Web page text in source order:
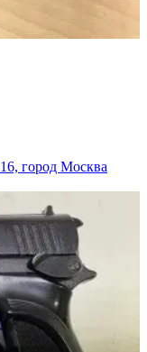
город Москва